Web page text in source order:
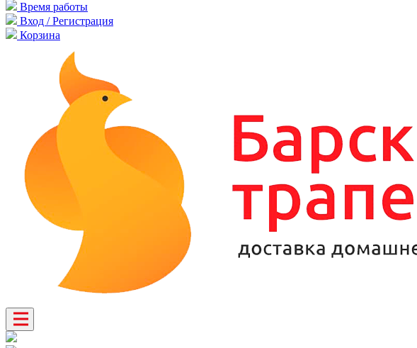
Время работы
Вход / Регистрация
Корзина